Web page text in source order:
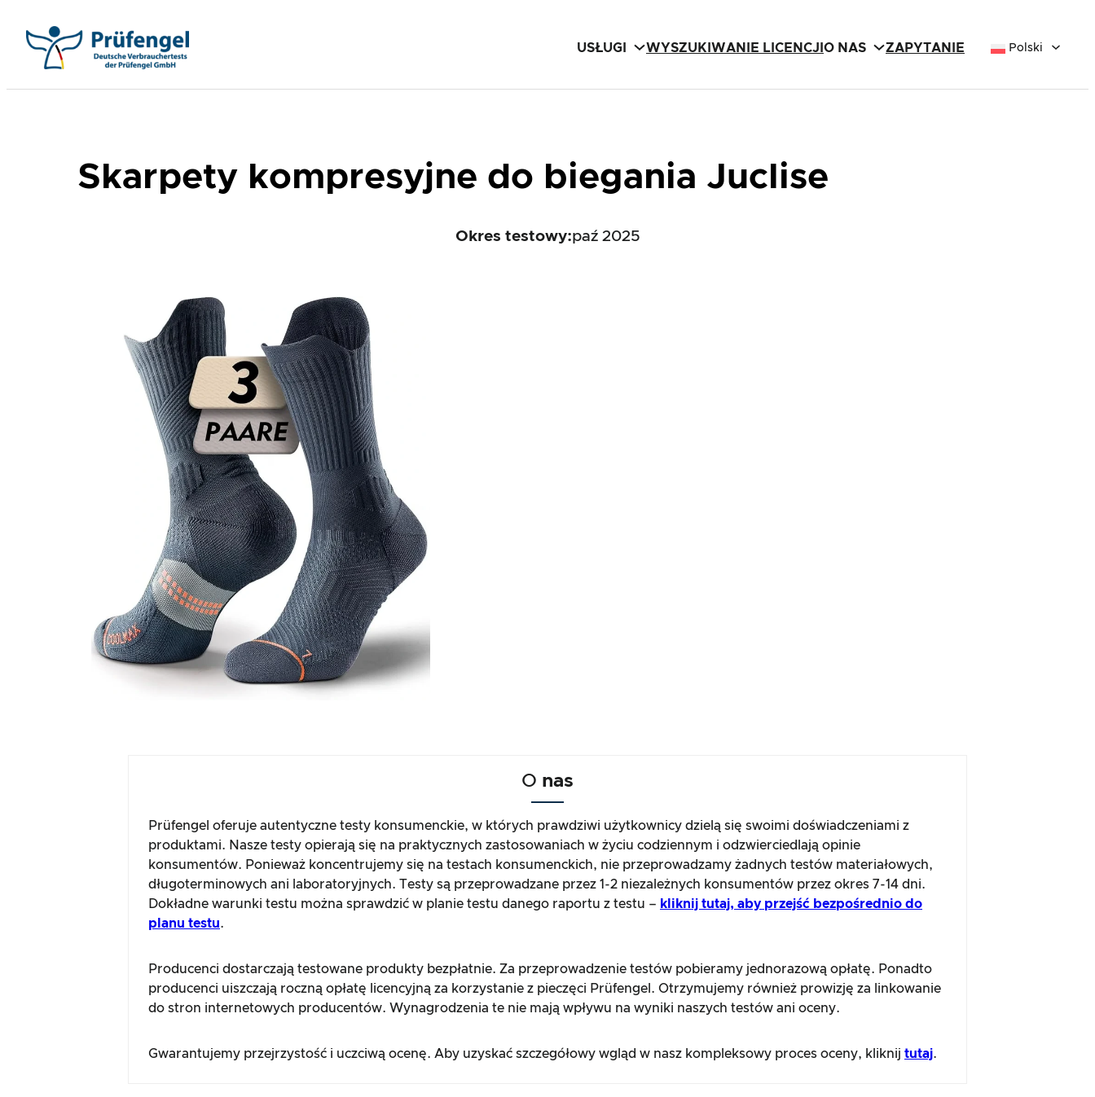
USŁUGI WYSZUKIWANIE LICENCJI O NAS ZAPYTANIE Polski
Skarpety kompresyjne do biegania Juclise
Okres testowy:paź 2025
O nas
Prüfengel oferuje autentyczne testy konsumenckie, w których prawdziwi użytkownicy dzielą się swoimi doświadczeniami z
produktami. Nasze testy opierają się na praktycznych zastosowaniach w życiu codziennym i odzwierciedlają opinie
konsumentów. Ponieważ koncentrujemy się na testach konsumenckich, nie przeprowadzamy żadnych testów materiałowych,
długoterminowych ani laboratoryjnych. Testy są przeprowadzane przez 1-2 niezależnych konsumentów przez okres 7-14 dni.
Dokładne warunki testu można sprawdzić w planie testu danego raportu z testu – kliknij tutaj, aby przejść bezpośrednio do
planu testu.
Producenci dostarczają testowane produkty bezpłatnie. Za przeprowadzenie testów pobieramy jednorazową opłatę. Ponadto
producenci uiszczają roczną opłatę licencyjną za korzystanie z pieczęci Prüfengel. Otrzymujemy również prowizję za linkowanie
do stron internetowych producentów. Wynagrodzenia te nie mają wpływu na wyniki naszych testów ani oceny.
Gwarantujemy przejrzystość i uczciwą ocenę. Aby uzyskać szczegółowy wgląd w nasz kompleksowy proces oceny, kliknij tutaj.